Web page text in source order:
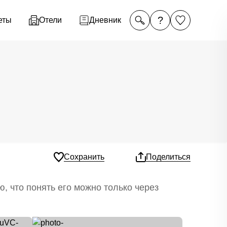
Отели Дневник ?
Сохранить Поделиться
что понять его можно только через